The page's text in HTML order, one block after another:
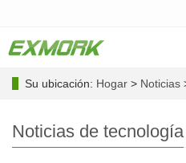
Su ubicación: Hogar > Noticias
Noticias de tecnología